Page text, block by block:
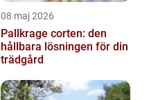
08 maj 2026
Pallkrage corten: den
hållbara lösningen för din
trädgård